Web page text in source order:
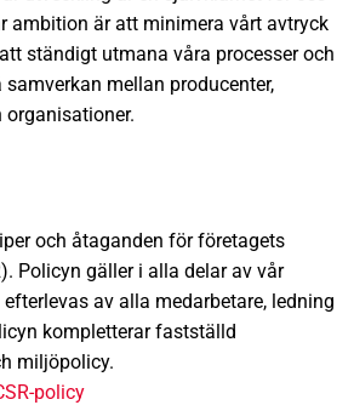
ambition är att minimera vårt avtryck
ständigt utmana våra processer och
mellan producenter,
organisationer.
och åtaganden för företagets
Policyn gäller i alla delar av vår
av alla medarbetare, ledning
kompletterar fastställd
miljöpolicy.
policy